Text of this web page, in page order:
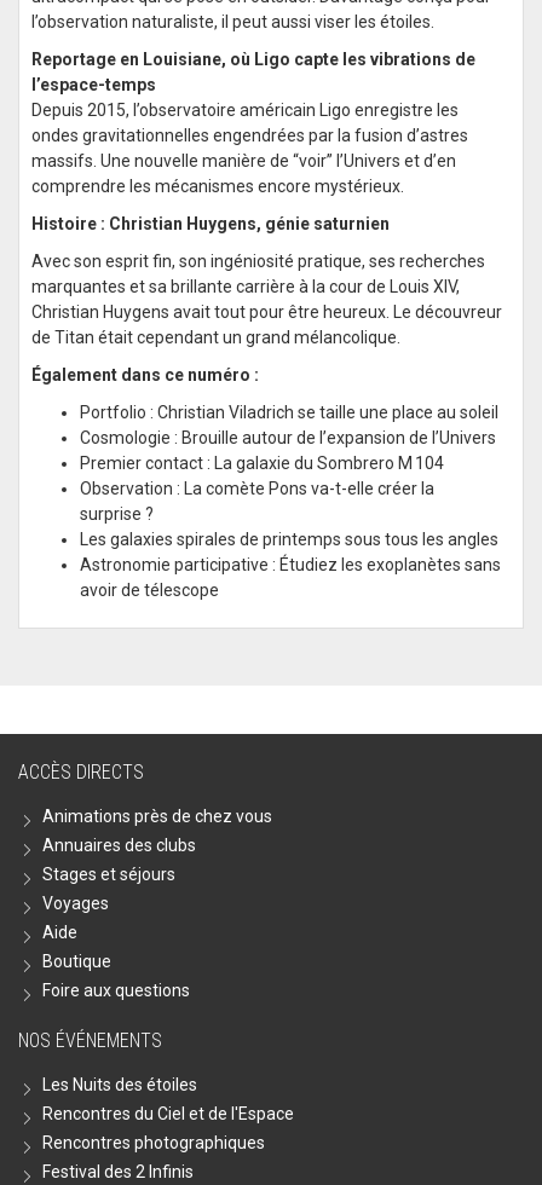
l’observation naturaliste, il peut aussi viser les étoiles.
Reportage en Louisiane, où Ligo capte les vibrations de
l’espace-temps
Depuis 2015, l’observatoire américain Ligo enregistre les
ondes gravitationnelles engendrées par la fusion d’astres
massifs. Une nouvelle manière de “voir” l’Univers et d’en
comprendre les mécanismes encore mystérieux.
Histoire : Christian Huygens, génie saturnien
Avec son esprit fin, son ingéniosité pratique, ses recherches
marquantes et sa brillante carrière à la cour de Louis XIV,
Christian Huygens avait tout pour être heureux. Le découvreur
de Titan était cependant un grand mélancolique.
Également dans ce numéro :
Portfolio : Christian Viladrich se taille une place au soleil
Cosmologie : Brouille autour de l’expansion de l’Univers
Premier contact : La galaxie du Sombrero M 104
Observation : La comète Pons va-t-elle créer la
surprise ?
Les galaxies spirales de printemps sous tous les angles
Astronomie participative : Étudiez les exoplanètes sans
avoir de télescope
ACCÈS DIRECTS
Animations près de chez vous
Annuaires des clubs
Stages et séjours
Voyages
Aide
Boutique
Foire aux questions
NOS ÉVÉNEMENTS
Les Nuits des étoiles
Rencontres du Ciel et de l'Espace
Rencontres photographiques
Festival des 2 Infinis